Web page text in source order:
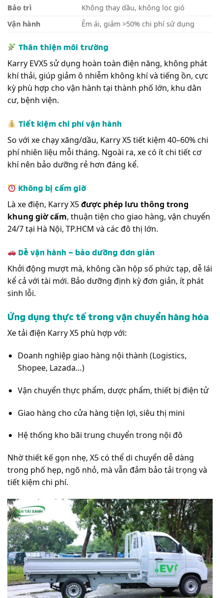
Bảo trì
Không thay dầu, không lọc gió
Vận hành
Êm ái, giảm >50% chi phí sử dụng
Thân thiện môi trường
Karry EVX5 sử dụng hoàn toàn điện năng, không phát
khí thải, giúp giảm ô nhiễm không khí và tiếng ồn, cực
kỳ phù hợp cho vận hành tại thành phố lớn, khu dân
cư, bệnh viện.
Tiết kiệm chi phí vận hành
So với xe chạy xăng/dầu, Karry X5 tiết kiệm 40–60% chi
phí nhiên liệu mỗi tháng. Ngoài ra, xe có ít chi tiết cơ
khí nên bảo dưỡng rẻ hơn đáng kể.
Không bị cấm giờ
Là xe điện, Karry X5được phép lưu thông trong
khung giờ cấm, thuận tiện cho giao hàng, vận chuyển
24/7 tại Hà Nội, TP.HCM và các đô thị lớn.
Dễ vận hành – bảo dưỡng đơn giản
Khởi động mượt mà, không cần hộp số phức tạp, dễ lái
kể cả với tài mới. Bảo dưỡng định kỳ đơn giản, ít phát
sinh lỗi.
Ứng dụng thực tế trong vận chuyển hàng hóa
Xe tải điện Karry X5 phù hợp với:
Doanh nghiệp giao hàng nội thành (Logistics,
Shopee, Lazada…)
Vận chuyển thực phẩm, dược phẩm, thiết bị điện tử
Giao hàng cho cửa hàng tiện lợi, siêu thị mini
Hệ thống kho bãi trung chuyển trong nội đô
Nhờ thiết kế gọn nhẹ, X5 có thể di chuyển dễ dàng
trong phố hẹp, ngõ nhỏ, mà vẫn đảm bảo tải trọng và
tiết kiệm chi phí.